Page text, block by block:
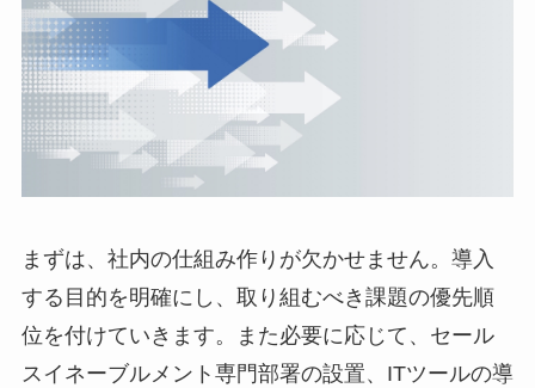
まずは、社内の仕組み作りが欠かせません。導入
する目的を明確にし、取り組むべき課題の優先順
位を付けていきます。また必要に応じて、セール
スイネーブルメント専門部署の設置、ITツールの導